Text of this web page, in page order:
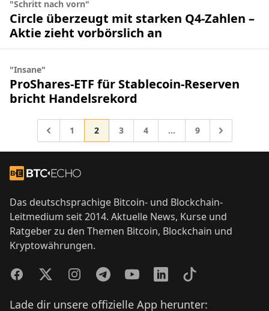
"Schritt nach vorn"
Circle überzeugt mit starken Q4-Zahlen –
Aktie zieht vorbörslich an
"Insane"
ProShares-ETF für Stablecoin-Reserven
bricht Handelsrekord
Gehe zu
Gehe zur Seite
1 Gehe zur Seite
2 Gehe zur Seite
3 Gehe zur Seite
4 Zwischenseiten
… Gehe zur Seite
9 Gehe zu
Zur Startseite
Das deutschsprachige Bitcoin- und Blockchain-
Leitmedium seit 2014. Aktuelle News, Kurse und
Ratgeber zu den Themen Bitcoin, Blockchain und
Kryptowährungen.
FacebookTwitterInstagramTelegramYouTubeLinkedInTikTok
Lade dir unsere offizielle App herunter: